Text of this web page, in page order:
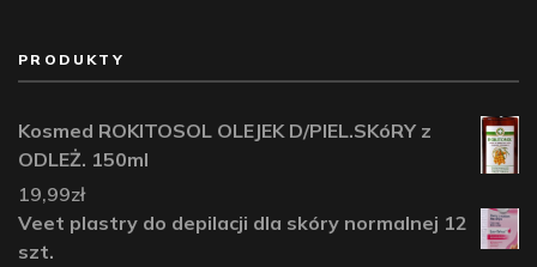
PRODUKTY
Kosmed ROKITOSOL OLEJEK D/PIEL.SKóRY z
ODLEŻ. 150ml
19,99zł
Veet plastry do depilacji dla skóry normalnej 12
szt.